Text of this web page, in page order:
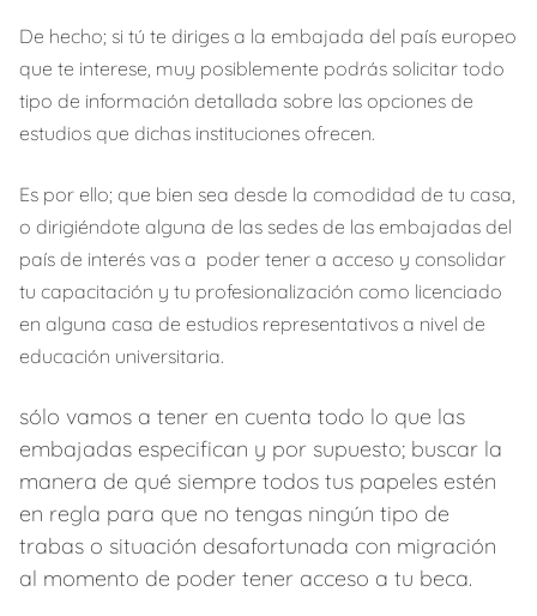
De hecho; si tú te diriges a la embajada del país europeo
que te interese, muy posiblemente podrás solicitar todo
tipo de información detallada sobre las opciones de
estudios que dichas instituciones ofrecen.
Es por ello; que bien sea desde la comodidad de tu casa,
o dirigiéndote alguna de las sedes de las embajadas del
país de interés vas a poder tener a acceso y consolidar
tu capacitación y tu profesionalización como licenciado
en alguna casa de estudios representativos a nivel de
educación universitaria.
sólo vamos a tener en cuenta todo lo que las
embajadas especifican y por supuesto; buscar la
manera de qué siempre todos tus papeles estén
en regla para que no tengas ningún tipo de
trabas o situación desafortunada con migración
al momento de poder tener acceso a tu beca.